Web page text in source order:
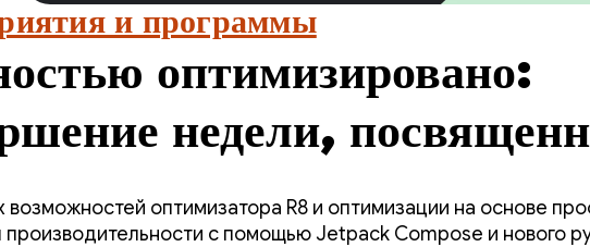
и программы
оптимизировано:
недели,
производительности.
возможностей оптимизатора R8 и оптимизации на основе
с помощью Jetpack Compose и нового